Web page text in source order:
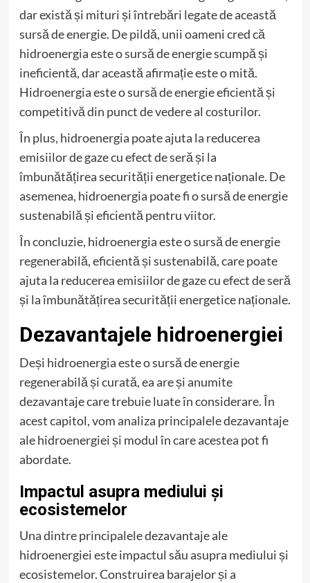
dar există și mituri și întrebări legate de această
sursă de energie. De pildă, unii oameni cred că
hidroenergia este o sursă de energie scumpă și
ineficientă, dar această afirmație este o mită.
Hidroenergia este o sursă de energie eficientă și
competitivă din punct de vedere al costurilor.
În plus, hidroenergia poate ajuta la reducerea
emisiilor de gaze cu efect de seră și la
îmbunătățirea securității energetice naționale. De
asemenea, hidroenergia poate fi o sursă de energie
sustenabilă și eficientă pentru viitor.
În concluzie, hidroenergia este o sursă de energie
regenerabilă, eficientă și sustenabilă, care poate
ajuta la reducerea emisiilor de gaze cu efect de seră
și la îmbunătățirea securității energetice naționale.
Dezavantajele hidroenergiei
Deși hidroenergia este o sursă de energie
regenerabilă și curată, ea are și anumite
dezavantaje care trebuie luate în considerare. În
acest capitol, vom analiza principalele dezavantaje
ale hidroenergiei și modul în care acestea pot fi
abordate.
Impactul asupra mediului și
ecosistemelor
Una dintre principalele dezavantaje ale
hidroenergiei este impactul său asupra mediului și
ecosistemelor. Construirea barajelor și a